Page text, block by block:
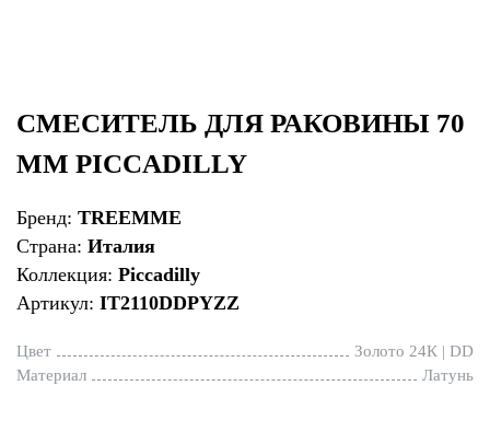
СМЕСИТЕЛЬ ДЛЯ РАКОВИНЫ 70
ММ PICCADILLY
Бренд: TREEMME
Страна: Италия
Коллекция: Piccadilly
Артикул: IT2110DDPYZZ
Цвет
Золото 24К | DD
Материал
Латунь